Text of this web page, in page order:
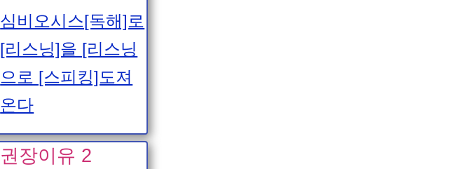
심비오시스[독해]로
[리스닝]을 [리스닝
으로 [스피킹]도져
온다
권장이유 2